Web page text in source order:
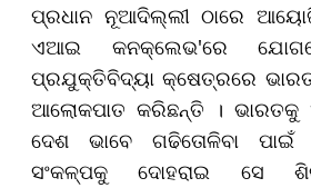
ପ୍ରଧାନ ନୂଆଦିଲ୍ଲୀ ଠାରେ
ଏଆଇ କନକ୍ଲେଭ'ରେ
ପ୍ରଯୁକ୍ତିବିଦ୍ୟା କ୍ଷେତ୍ରରେ
ଆଲୋକପାତ କରିଛନ୍ତି ।
ଦେଶ ଭାବେ ଗଢିତୋଳିବା ପାଇଁ
ସଂକଳ୍ପକୁ ଦୋହରାଇ ସେ